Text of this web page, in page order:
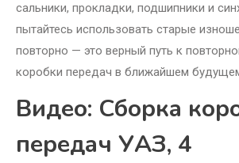
сальники, прокладки, подшипники и
пытайтесь использовать старые
повторно — это верный путь к
коробки передач в ближайшем
Видео: Сборка
передач УАЗ, 4